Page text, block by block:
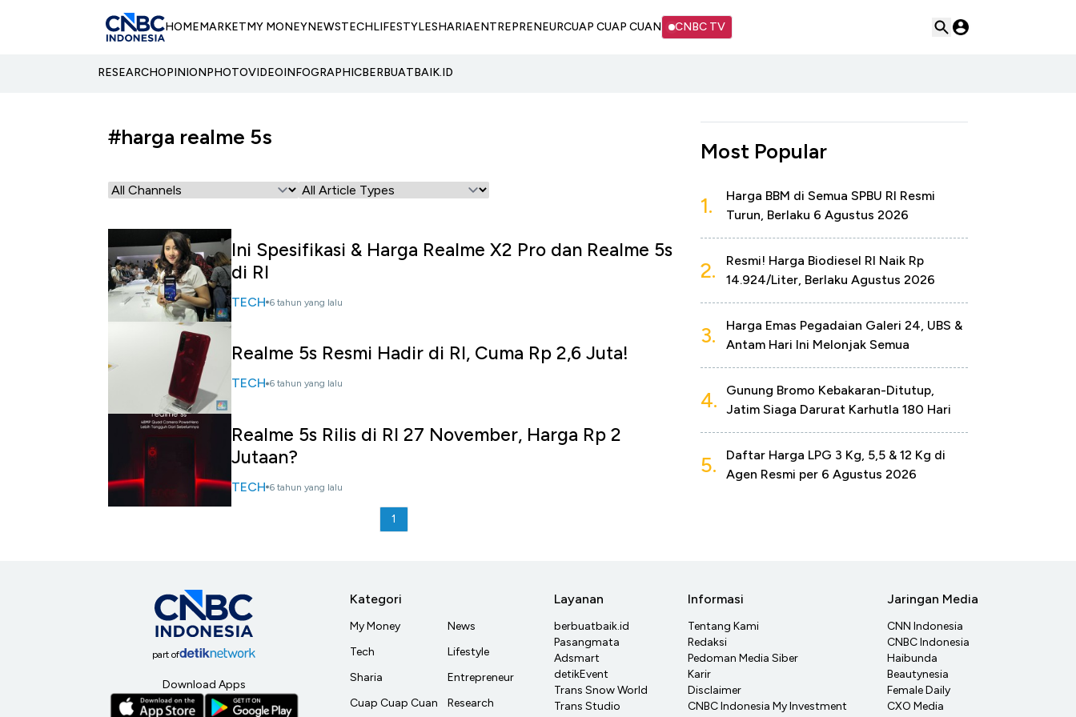
HOMEMARKETMY MONEYNEWSTECHLIFESTYLESHARIAENTREPRENEURCUAP CUAP CUAN CNBC TV
RESEARCHOPINIONPHOTOVIDEOINFOGRAPHICBERBUATBAIK.ID
#harga realme 5s
Ini Spesifikasi & Harga Realme X2 Pro dan Realme 5s
di RI
TECH 6 tahun yang lalu
Realme 5s Resmi Hadir di RI, Cuma Rp 2,6 Juta!
TECH 6 tahun yang lalu
Realme 5s Rilis di RI 27 November, Harga Rp 2
Jutaan?
TECH 6 tahun yang lalu
1
Most Popular
1.
Harga BBM di Semua SPBU RI Resmi
Turun, Berlaku 6 Agustus 2026
2.
Resmi! Harga Biodiesel RI Naik Rp
14.924/Liter, Berlaku Agustus 2026
3.
Harga Emas Pegadaian Galeri 24, UBS &
Antam Hari Ini Melonjak Semua
4.
Gunung Bromo Kebakaran-Ditutup,
Jatim Siaga Darurat Karhutla 180 Hari
5.
Daftar Harga LPG 3 Kg, 5,5 & 12 Kg di
Agen Resmi per 6 Agustus 2026
part of
Download Apps
Kategori
My Money
Tech
Sharia
Cuap Cuap Cuan
News
Lifestyle
Entrepreneur
Research
Layanan
berbuatbaik.id
Pasangmata
Adsmart
detikEvent
Trans Snow World
Trans Studio
Informasi
Tentang Kami
Redaksi
Pedoman Media Siber
Karir
Disclaimer
CNBC Indonesia My Investment
Jaringan Media
CNN Indonesia
CNBC Indonesia
Haibunda
Beautynesia
Female Daily
CXO Media